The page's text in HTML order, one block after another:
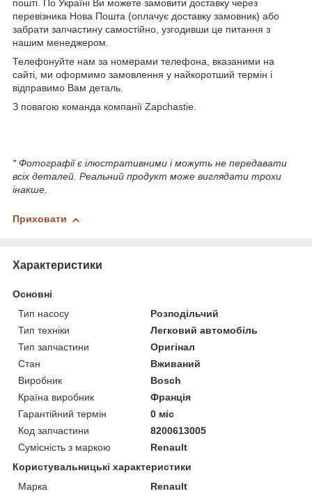
пошті. По Україні Ви можете замовити доставку через
перевізника Нова Пошта (оплачує доставку замовник) або
забрати запчастину самостійно, узгодивши це питання з
нашим менеджером.
Телефонуйте нам за номерами телефона, вказаними на
сайті, ми оформимо замовлення у найкоротший термін і
відправимо Вам деталь.
З повагою команда компанії Zapchastie.
* Фотографії є ілюстративними і можуть не передавати
всіх деталей. Реальний продукт може виглядати трохи
інакше.
Приховати
Характеристики
Основні
Тип насосу
Розподільчий
Тип техніки
Легковий автомобіль
Тип запчастини
Оригінал
Стан
Вживаний
Виробник
Bosch
Країна виробник
Франція
Гарантійний термін
0 міс
Код запчастини
8200613005
Сумісність з маркою
Renault
Користувальницькі характеристики
Марка
Renault